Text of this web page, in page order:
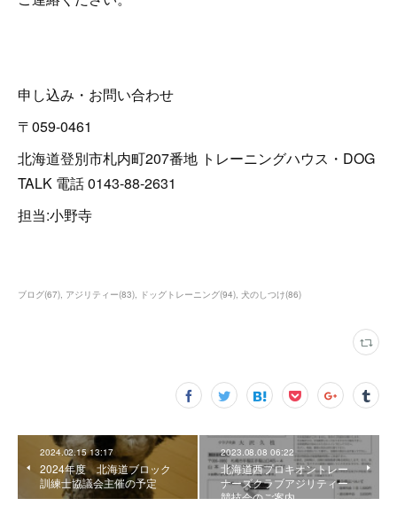
申し込み・お問い合わせ
〒059-0461
北海道登別市札内町207番地 トレーニングハウス・DOG
TALK 電話 0143-88-2631
担当:小野寺
ブログ(67) アジリティー(83) ドッグトレーニング(94) 犬のしつけ(86)
2024.02.15 13:17
2024年度 北海道ブロック
訓練士協議会主催の予定
2023.08.08 06:22
北海道西プロキオントレー
ナーズクラブアジリティー
競技会のご案内